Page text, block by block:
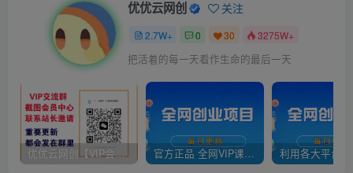
优优云网创 关注
2.7W+ 0 30 3275W+
把活着的每一天看作生命的最后一天
优优云网创【VIP会员专属交流群】 官方正品 全网VIP课程 无损下载~